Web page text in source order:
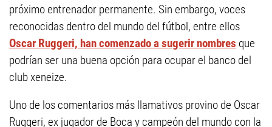
próximo entrenador permanente. Sin embargo, voces
reconocidas dentro del mundo del fútbol, entre ellos
Oscar Ruggeri, han comenzado a sugerir nombres que
podrían ser una buena opción para ocupar el banco del
club xeneize.
Uno de los comentarios más llamativos provino de Oscar
Ruggeri, ex jugador de Boca y campeón del mundo con la